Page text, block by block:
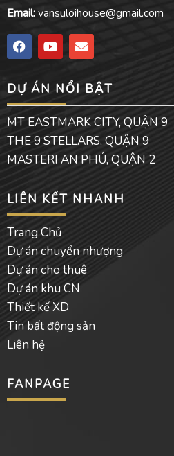
Email:vansuloihouse@gmail.com
F
a
c
b
o
o
k
Y
o
u
u
b
e
E
n
v
o
p
e
DỰ ÁN NỔI BẬT
MT EASTMARK CITY, QUẬN 9
THE 9 STELLARS, QUẬN 9
MASTERI AN PHÚ, QUẬN 2
LIÊN KẾT NHANH
Trang Chủ
Dự án chuyển nhượng
Dự án cho thuê
Dự án khu CN
Thiết kế XD
Tin bất động sản
Liên hệ
FANPAGE